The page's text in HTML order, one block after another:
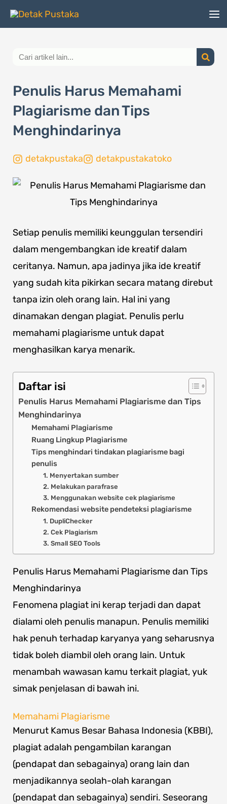
Lewati
Search
Penulis Harus Memahami
Plagiarisme dan Tips
Menghindarinya
detakpustaka detakpustakatoko
Setiap penulis memiliki keunggulan tersendiri
dalam mengembangkan ide kreatif dalam
ceritanya. Namun, apa jadinya jika ide kreatif
yang sudah kita pikirkan secara matang direbut
tanpa izin oleh orang lain. Hal ini yang
dinamakan dengan plagiat. Penulis perlu
memahami plagiarisme untuk dapat
menghasilkan karya menarik.
Daftar isi
Penulis Harus Memahami Plagiarisme dan Tips
Menghindarinya
Memahami Plagiarisme
Ruang Lingkup Plagiarisme
Tips menghindari tindakan plagiarisme bagi
penulis
1. Menyertakan sumber
2. Melakukan parafrase
3. Menggunakan website cek plagiarisme
Rekomendasi website pendeteksi plagiarisme
1. DupliChecker
2. Cek Plagiarism
3. Small SEO Tools
Penulis Harus Memahami Plagiarisme dan Tips
Menghindarinya
Fenomena plagiat ini kerap terjadi dan dapat
dialami oleh penulis manapun. Penulis memiliki
hak penuh terhadap karyanya yang seharusnya
tidak boleh diambil oleh orang lain. Untuk
menambah wawasan kamu terkait plagiat, yuk
simak penjelasan di bawah ini.
Memahami Plagiarisme
Menurut Kamus Besar Bahasa Indonesia (KBBI),
plagiat adalah pengambilan karangan
(pendapat dan sebagainya) orang lain dan
menjadikannya seolah-olah karangan
(pendapat dan sebagainya) sendiri. Seseorang